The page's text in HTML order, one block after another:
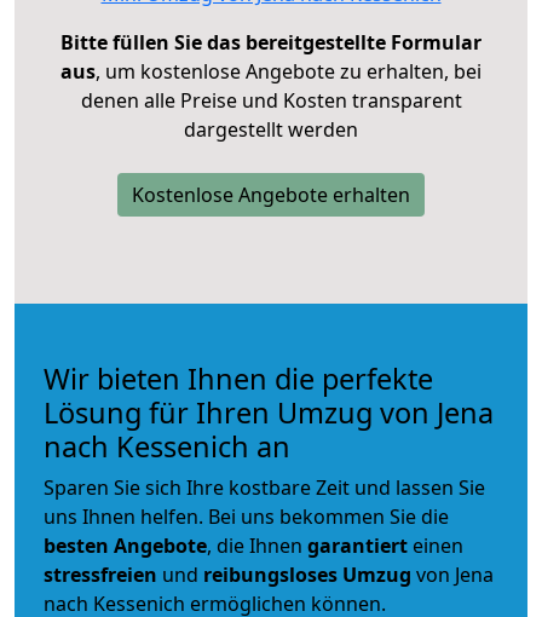
Bitte füllen Sie das bereitgestellte Formular
aus, um kostenlose Angebote zu erhalten, bei
denen alle Preise und Kosten transparent
dargestellt werden
Kostenlose Angebote erhalten
Wir bieten Ihnen die perfekte
Lösung für Ihren Umzug von Jena
nach Kessenich an
Sparen Sie sich Ihre kostbare Zeit und lassen Sie
uns Ihnen helfen. Bei uns bekommen Sie die
besten Angebote, die Ihnen garantiert einen
stressfreien und reibungsloses Umzug von Jena
nach Kessenich ermöglichen können.